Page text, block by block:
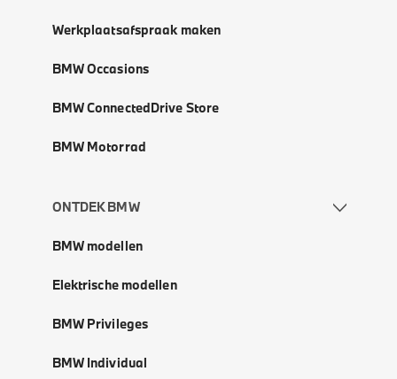
Werkplaatsafspraak maken
BMW Occasions
BMW ConnectedDrive Store
BMW Motorrad
ONTDEK BMW
BMW modellen
Elektrische modellen
BMW Privileges
BMW Individual